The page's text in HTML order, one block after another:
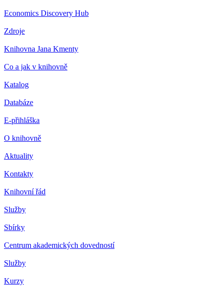
Economics Discovery Hub
Zdroje
Knihovna Jana Kmenty
Co a jak v knihovně
Katalog
Databáze
E-přihláška
O knihovně
Aktuality
Kontakty
Knihovní řád
Služby
Sbírky
Centrum akademických dovedností
Služby
Kurzy